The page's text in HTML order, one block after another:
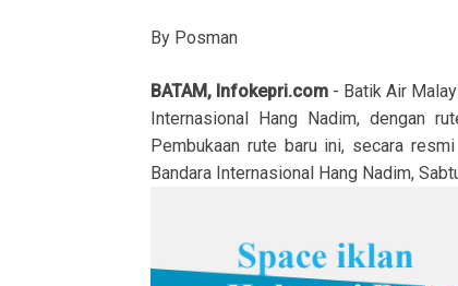
By Posman
BATAM, Infokepri.com - Batik Air
Internasional Hang Nadim, dengan
Pembukaan rute baru ini, secara
Bandara Internasional Hang Nadim,